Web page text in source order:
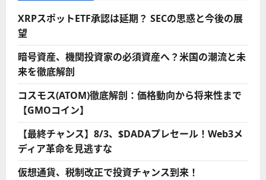
XRPスポットETF承認は延期？ SECの思惑と今後の展
望
暗号資産、機関投資家の必須資産へ？米国の潮流と未
来を徹底解剖
コスモス(ATOM)徹底解剖：価格動向から将来性まで
【GMOコイン】
【最終チャンス】8/3、$DADAプレセール！Web3メ
ディア革命を見逃すな
仮想通貨、税制改正で投資チャンス到来！